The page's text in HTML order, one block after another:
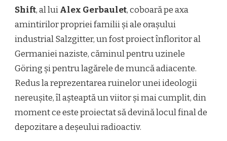
Shift, al luiAlex Gerbaulet, coboară pe axa
amintirilor propriei familii și ale orașului
industrial Salzgitter, un fost proiect înfloritor al
Germaniei naziste, căminul pentru uzinele
Göring și pentru lagărele de muncă adiacente.
Redus la reprezentarea ruinelor unei ideologii
nereușite, îl așteaptă un viitor și mai cumplit, din
moment ce este proiectat să devină locul final de
depozitare a deșeului radioactiv.